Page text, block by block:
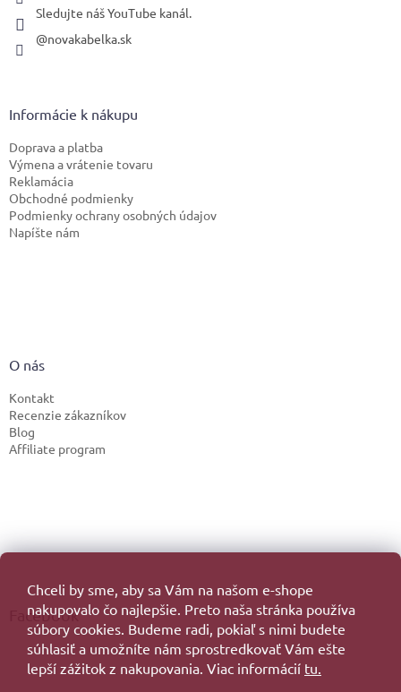
Chceli by sme, aby sa Vám na našom e-shope
nakupovalo čo najlepšie. Preto naša stránka používa
súbory cookies. Budeme radi, pokiaľ s nimi budete
súhlasiť a umožníte nám sprostredkovať Vám ešte
lepší zážitok z nakupovania. Viac informácií tu.
Sledujte náš YouTube kanál.
@novakabelka.sk
Informácie k nákupu
Doprava a platba
Výmena a vrátenie tovaru
Reklamácia
Obchodné podmienky
Podmienky ochrany osobných údajov
Napíšte nám
O nás
Kontakt
Recenzie zákazníkov
Blog
Affiliate program
Facebook